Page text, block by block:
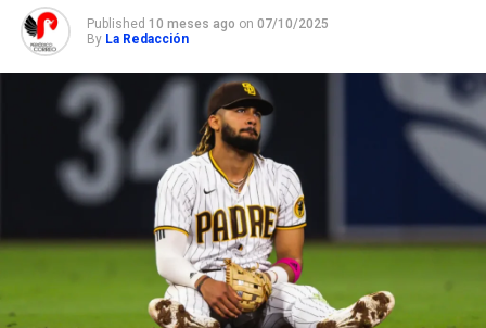
Published 10 meses ago on 07/10/2025
By La Redacción